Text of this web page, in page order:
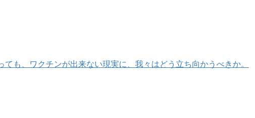
も、ワクチンが出来ない現実に、我々はどう立ち向かうべきか。